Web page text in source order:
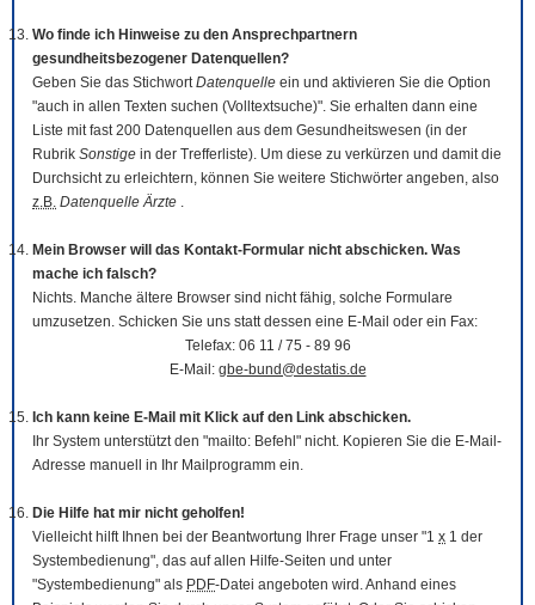
Wo finde ich Hinweise zu den Ansprechpartnern
gesundheitsbezogener Datenquellen?
Geben Sie das StichwortDatenquelle ein und aktivieren Sie die Option
"auch in allen Texten suchen (Volltextsuche)". Sie erhalten dann eine
Liste mit fast 200 Datenquellen aus dem Gesundheitswesen (in der
Rubrik Sonstige in der Trefferliste). Um diese zu verkürzen und damit die
Durchsicht zu erleichtern, können Sie weitere Stichwörter angeben, also
z.B. Datenquelle Ärzte .
Mein Browser will das Kontakt-Formular nicht abschicken. Was
mache ich falsch?
Nichts. Manche ältere Browser sind nicht fähig, solche Formulare
umzusetzen. Schicken Sie uns statt dessen eine E-Mail oder ein Fax:
Telefax: 06 11 / 75 - 89 96
E-Mail: gbe-bund@destatis.de
Ich kann keine E-Mail mit Klick auf den Link abschicken.
Ihr System unterstützt den "mailto: Befehl" nicht. Kopieren Sie die E-Mail-
Adresse manuell in Ihr Mailprogramm ein.
Die Hilfe hat mir nicht geholfen!
Vielleicht hilft Ihnen bei der Beantwortung Ihrer Frage unser "1 x 1 der
Systembedienung", das auf allen Hilfe-Seiten und unter
"Systembedienung" als PDF-Datei angeboten wird. Anhand eines